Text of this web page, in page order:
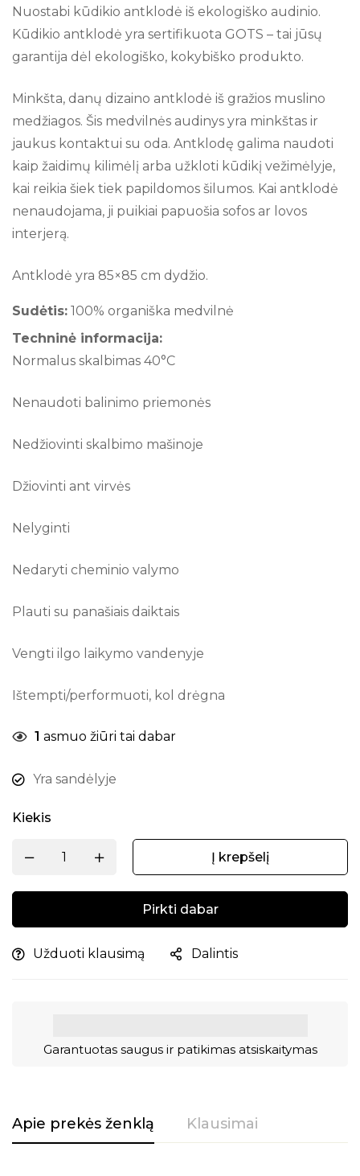
Nuostabi kūdikio antklodė iš ekologiško audinio.
Kūdikio antklodė yra sertifikuota GOTS – tai jūsų
garantija dėl ekologiško, kokybiško produkto.
Minkšta, danų dizaino antklodė iš gražios muslino
medžiagos. Šis medvilnės audinys yra minkštas ir
jaukus kontaktui su oda. Antklodę galima naudoti
kaip žaidimų kilimėlį arba užkloti kūdikį vežimėlyje,
kai reikia šiek tiek papildomos šilumos. Kai antklodė
nenaudojama, ji puikiai papuošia sofos ar lovos
interjerą.
Antklodė yra 85×85 cm dydžio.
Sudėtis: 100% organiška medvilnė
Techninė informacija:
Normalus skalbimas 40°C
Nenaudoti balinimo priemonės
Nedžiovinti skalbimo mašinoje
Džiovinti ant virvės
Nelyginti
Nedaryti cheminio valymo
Plauti su panašiais daiktais
Vengti ilgo laikymo vandenyje
Ištempti/performuoti, kol drėgna
1 asmuo žiūri tai dabar
Yra sandėlyje
Kiekis
Į krepšelį
Pirkti dabar
Užduoti klausimą Dalintis
Garantuotas saugus ir patikimas atsiskaitymas
Apie prekės ženklą Klausimai